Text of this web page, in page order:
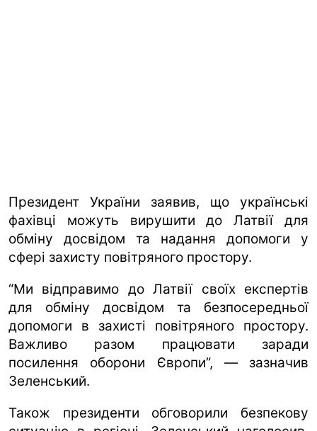
Президент України заявив, що українські
фахівці можуть вирушити до Латвії для
обміну досвідом та надання допомоги у
сфері захисту повітряного простору.
“Ми відправимо до Латвії своїх експертів
для обміну досвідом та безпосередньої
допомоги в захисті повітряного простору.
Важливо разом працювати заради
посилення оборони Європи”, — зазначив
Зеленський.
Також президенти обговорили безпекову